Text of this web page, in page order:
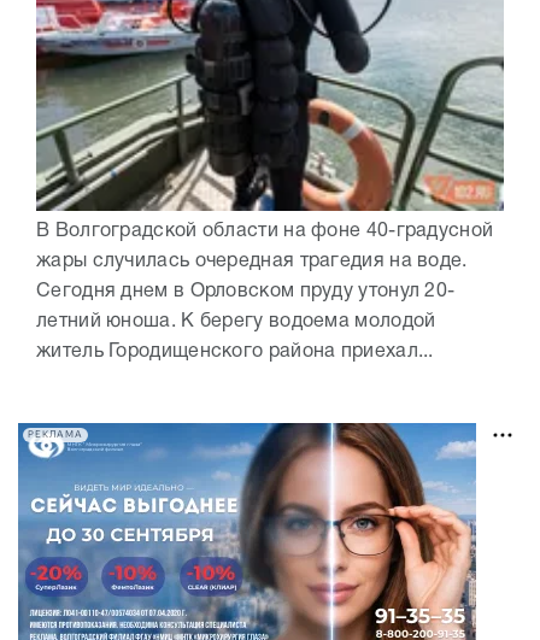
В Волгоградской области на фоне 40-градусной
жары случилась очередная трагедия на воде.
Сегодня днем в Орловском пруду утонул 20-
летний юноша. К берегу водоема молодой
житель Городищенского района приехал...
РЕКЛАМА